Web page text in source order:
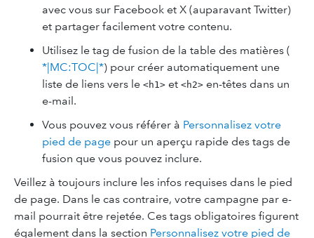
avec vous sur Facebook et X (auparavant Twitter)
et partager facilement votre contenu.
Utilisez le tag de fusion de la table des matières (
*|MC:TOC|*) pour créer automatiquement une
liste de liens vers le <h1> et <h2> en-têtes dans un
e-mail.
Vous pouvez vous référer à Personnalisez votre
pied de page pour un aperçu rapide des tags de
fusion que vous pouvez inclure.
Veillez à toujours inclure les infos requises dans le pied
de page. Dans le cas contraire, votre campagne par e-
mail pourrait être rejetée. Ces tags obligatoires figurent
également dans la section Personnalisez votre pied de